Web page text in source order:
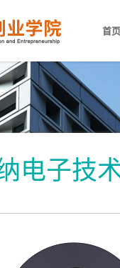
首页
电子技